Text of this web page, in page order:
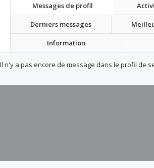
Messages de profil
Derniers messages
Information
Il n'y a pas encore de message dans le profil de